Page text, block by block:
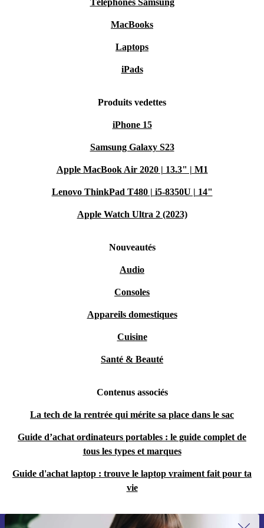
Téléphones Samsung
MacBooks
Laptops
iPads
Produits vedettes
iPhone 15
Samsung Galaxy S23
Apple MacBook Air 2020 | 13.3" | M1
Lenovo ThinkPad T480 | i5-8350U | 14"
Apple Watch Ultra 2 (2023)
Nouveautés
Audio
Consoles
Appareils domestiques
Cuisine
Santé & Beauté
Contenus associés
La tech de la rentrée qui mérite sa place dans le sac
Guide d’achat ordinateurs portables : le guide complet de
tous les types et marques
Guide d'achat laptop : trouve le laptop vraiment fait pour ta
vie